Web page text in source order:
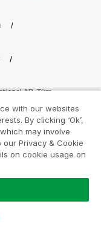
AB. Tüm
katılın
QlikView
with our websites
By clicking ‘Ok’,
may involve
Privacy & Cookie
on cookie usage on